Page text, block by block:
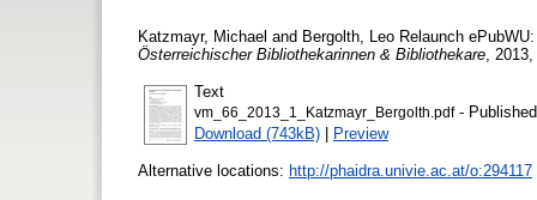
Katzmayr, Michael and Bergolth, Leo Relaunch
Österreichischer Bibliothekarinnen & Bibliothekare ,
Text
vm_66_2013_1_Katzmayr_Bergolth.pdf-
Download (743kB) | Preview
Alternative locations: http://phaidra.univie.ac.at/o:294117